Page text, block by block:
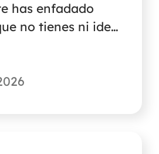
has enfadado
no tienes ni idea
tranquilo.
proporcionará una